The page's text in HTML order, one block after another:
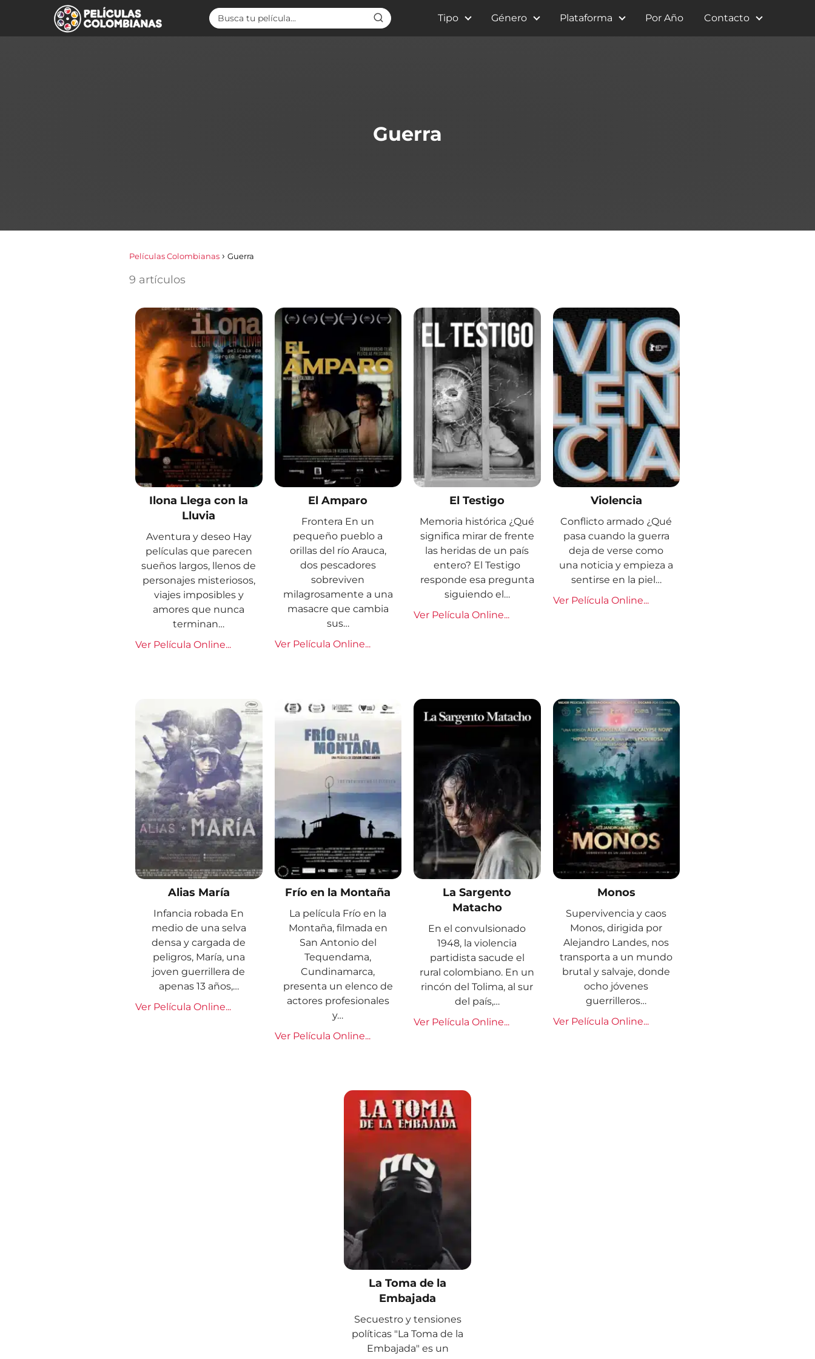
Tipo Género Plataforma Por Año Contacto
Guerra
Películas Colombianas Guerra
9 artículos
Ilona Llega con la
Lluvia
Aventura y deseo Hay
películas que parecen
sueños largos, llenos de
personajes misteriosos,
viajes imposibles y
amores que nunca
terminan…
Ver Película Online...
El Amparo
Frontera En un
pequeño pueblo a
orillas del río Arauca,
dos pescadores
sobreviven
milagrosamente a una
masacre que cambia
sus…
Ver Película Online...
El Testigo
Memoria histórica ¿Qué
significa mirar de frente
las heridas de un país
entero? El Testigo
responde esa pregunta
siguiendo el…
Ver Película Online...
Violencia
Conflicto armado ¿Qué
pasa cuando la guerra
deja de verse como
una noticia y empieza a
sentirse en la piel…
Ver Película Online...
Alias María
Infancia robada En
medio de una selva
densa y cargada de
peligros, María, una
joven guerrillera de
apenas 13 años,…
Ver Película Online...
Frío en la Montaña
La película Frío en la
Montaña, filmada en
San Antonio del
Tequendama,
Cundinamarca,
presenta un elenco de
actores profesionales
y…
Ver Película Online...
La Sargento
Matacho
En el convulsionado
1948, la violencia
partidista sacude el
rural colombiano. En un
rincón del Tolima, al sur
del país,…
Ver Película Online...
Monos
Supervivencia y caos
Monos, dirigida por
Alejandro Landes, nos
transporta a un mundo
brutal y salvaje, donde
ocho jóvenes
guerrilleros…
Ver Película Online...
La Toma de la
Embajada
Secuestro y tensiones
políticas "La Toma de la
Embajada" es un